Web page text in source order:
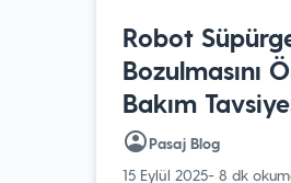
Robot
Bozulmasını
Bakım
Pasaj Blog
15 Eylül 2025- 8 dk